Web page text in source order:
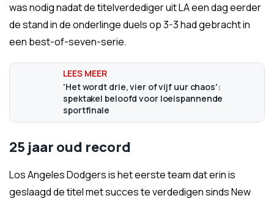
was nodig nadat de titelverdediger uit LA een dag eerder
de stand in de onderlinge duels op 3-3 had gebracht in
een best-of-seven-serie.
'Het wordt drie, vier of vijf uur chaos':
spektakel beloofd voor loeispannende
sportfinale
25 jaar oud record
Los Angeles Dodgers is het eerste team dat erin is
geslaagd de titel met succes te verdedigen sinds New